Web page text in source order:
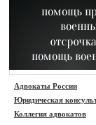
Адвокаты России
Юридическая
Коллегия адвокатов